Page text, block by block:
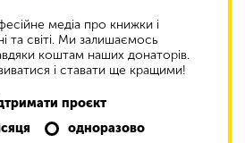
медіа про книжки і
та світі. Ми залишаємось
коштам наших донаторів.
і ставати ще кращими!
проєкт
одноразово